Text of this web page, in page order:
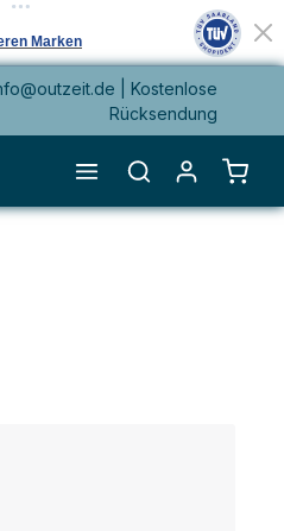
| Kostenlose
Rücksendung